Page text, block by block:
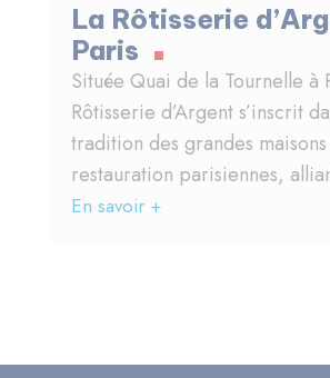
La Rôtisserie
Paris
Située Quai de la Tournelle à
Rôtisserie d’Argent s’inscrit
tradition des grandes
restauration parisiennes,
gastronomique, cadre
techniques, répondant aux
En savoir +